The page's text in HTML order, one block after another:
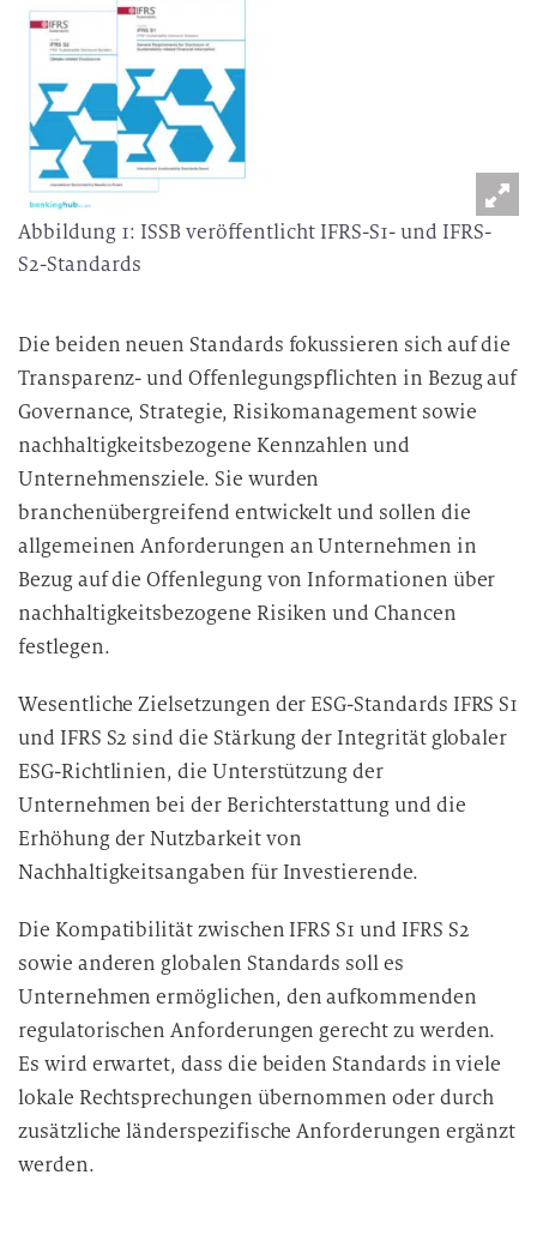
Abbildung 1: ISSB veröffentlicht IFRS-S1- und IFRS-
S2-Standards
Die beiden neuen Standards fokussieren sich auf die
Transparenz- und Offenlegungspflichten in Bezug auf
Governance, Strategie, Risikomanagement sowie
nachhaltigkeitsbezogene Kennzahlen und
Unternehmensziele. Sie wurden
branchenübergreifend entwickelt und sollen die
allgemeinen Anforderungen an Unternehmen in
Bezug auf die Offenlegung von Informationen über
nachhaltigkeitsbezogene Risiken und Chancen
festlegen.
Wesentliche Zielsetzungen der ESG-Standards IFRS S1
und IFRS S2 sind die Stärkung der Integrität globaler
ESG-Richtlinien, die Unterstützung der
Unternehmen bei der Berichterstattung und die
Erhöhung der Nutzbarkeit von
Nachhaltigkeitsangaben für Investierende.
Die Kompatibilität zwischen IFRS S1 und IFRS S2
sowie anderen globalen Standards soll es
Unternehmen ermöglichen, den aufkommenden
regulatorischen Anforderungen gerecht zu werden.
Es wird erwartet, dass die beiden Standards in viele
lokale Rechtsprechungen übernommen oder durch
zusätzliche länderspezifische Anforderungen ergänzt
werden.